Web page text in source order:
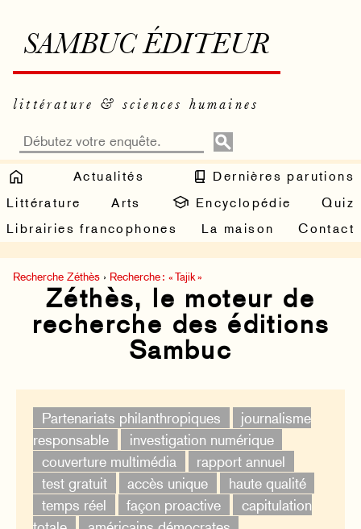
SAMBUC ÉDITEUR
littérature & sciences humaines
Actualités
Dernières parutions
Littérature
Arts Encyclopédie
Quiz
Librairies francophones
La maison Contact
Recherche Zéthès › Recherche : « Tajik »
Zéthès, le moteur de
recherche des éditions
Sambuc
Partenariats philanthropiques
journalisme
responsable
investigation numérique
couverture multimédia
rapport annuel
test gratuit
accès unique
haute qualité
temps réel
façon proactive
capitulation